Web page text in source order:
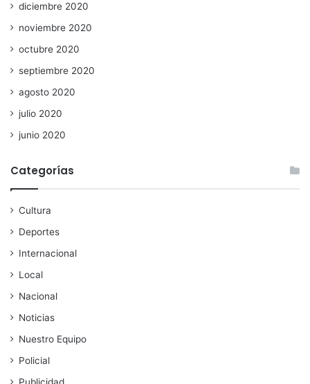
diciembre 2020
noviembre 2020
octubre 2020
septiembre 2020
agosto 2020
julio 2020
junio 2020
Categorías
Cultura
Deportes
Internacional
Local
Nacional
Noticias
Nuestro Equipo
Policial